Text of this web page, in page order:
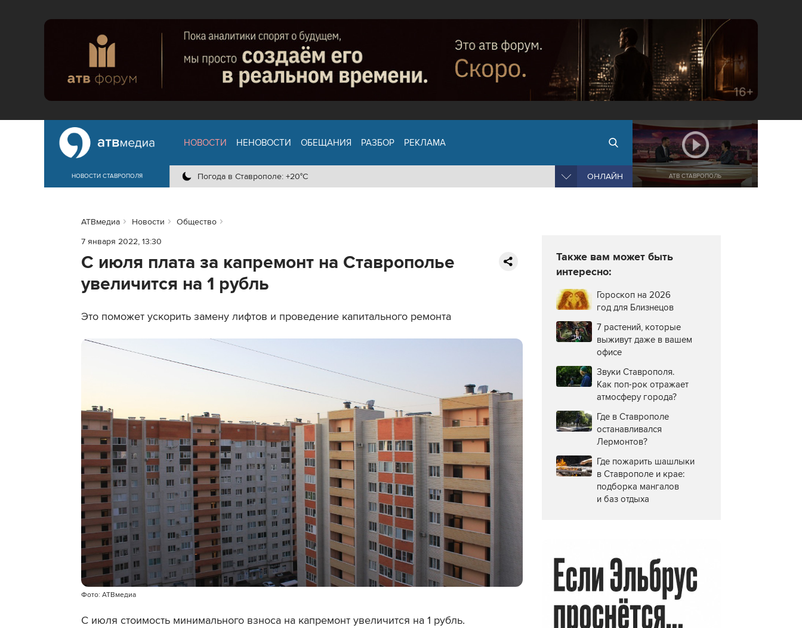
НОВОСТИ СТАВРОПОЛЯ
НОВОСТИ НЕНОВОСТИ ОБЕЩАНИЯ РАЗБОР РЕКЛАМА
Погода в Ставрополе: +20°C ОНЛАЙН АТВ СТАВРОПОЛЬ
АТВмедиа Новости
Общество
7 января 2022, 13:30
С июля плата за капремонт на Ставрополье
увеличится на 1 рубль
Это поможет ускорить замену лифтов и проведение капитального ремонта
Фото: АТВмедиа
С июля стоимость минимального взноса на капремонт увеличится на 1 рубль.
Также вам может быть
интересно:
Гороскоп на 2026
год для Близнецов
7 растений, которые
выживут даже в вашем
офисе
Звуки Ставрополя.
Как поп-рок отражает
атмосферу города?
Где в Ставрополе
останавливался
Лермонтов?
Где пожарить шашлыки
в Ставрополе и крае:
подборка мангалов
и баз отдыха